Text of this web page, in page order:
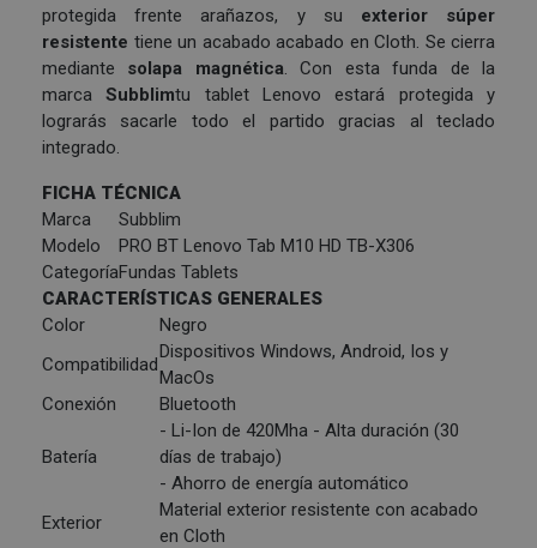
protegida frente arañazos, y su exterior súper
resistente tiene un acabado acabado en Cloth. Se cierra
mediante solapa magnética. Con esta funda de la
marcaSubblimtu tablet Lenovo estará protegida y
lograrás sacarle todo el partido gracias al teclado
integrado.
FICHA TÉCNICA
Marca
Subblim
Modelo
PRO BT Lenovo Tab M10 HD TB-X306
CategoríaFundas Tablets
CARACTERÍSTICAS GENERALES
Color
Negro
Compatibilidad
Dispositivos Windows, Android, Ios y
MacOs
Conexión
Bluetooth
Batería
- Li-Ion de 420Mha - Alta duración (30
días de trabajo)
- Ahorro de energía automático
Exterior
Material exterior resistente con acabado
en Cloth